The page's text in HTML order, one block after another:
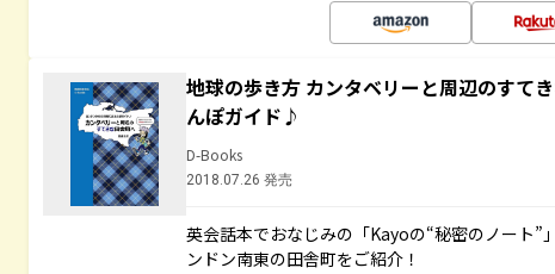
地球の歩き方 カンタベリーと周辺のすて
んぽガイド♪
D-Books
2018.07.26 発売
英会話本でおなじみの「Kayoの“秘密のノート”
ンドン南東の田舎町をご紹介！